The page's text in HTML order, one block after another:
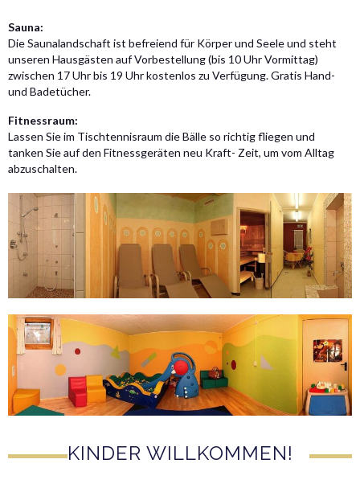
Sauna:
Die Saunalandschaft ist befreiend für Körper und Seele und steht
unseren Hausgästen auf Vorbestellung (bis 10 Uhr Vormittag)
zwischen 17 Uhr bis 19 Uhr kostenlos zu Verfügung. Gratis Hand-
und Badetücher.
Fitnessraum:
Lassen Sie im Tischtennisraum die Bälle so richtig fliegen und
tanken Sie auf den Fitnessgeräten neu Kraft- Zeit, um vom Alltag
abzuschalten.
KINDER WILLKOMMEN!